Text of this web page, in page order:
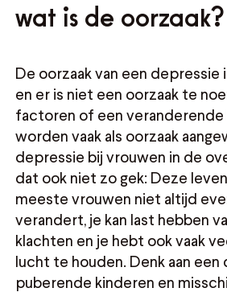
wat is de oorzaak?
De oorzaak van een depressie
en er is niet een oorzaak te
factoren of een veranderende
worden vaak als oorzaak
depressie bij vrouwen in de
dat ook niet zo gek: Deze
meeste vrouwen niet altijd
verandert, je kan last hebben
klachten en je hebt ook vaak
lucht te houden. Denk aan een
puberende kinderen en